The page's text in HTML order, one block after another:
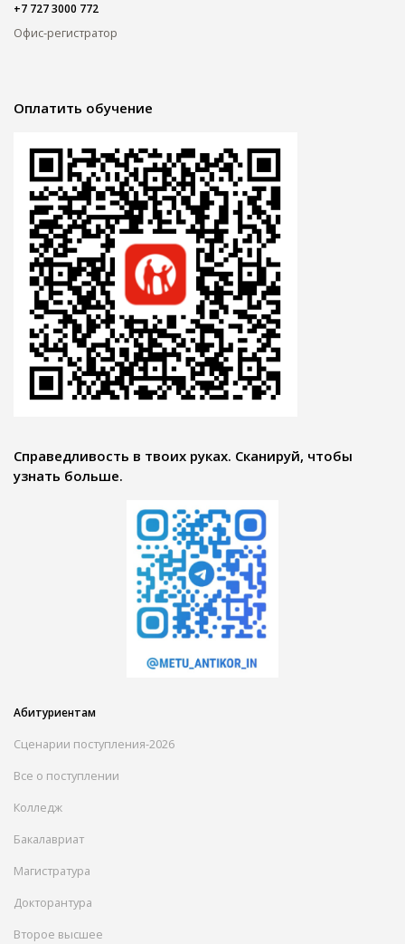
+7 727 3000 772
Офис-регистратор
Оплатить обучение
Справедливость в твоих руках. Сканируй, чтобы
узнать больше.
Абитуриентам
Сценарии поступления-2026
Все о поступлении
Колледж
Бакалавриат
Магистратура
Докторантура
Второе высшее